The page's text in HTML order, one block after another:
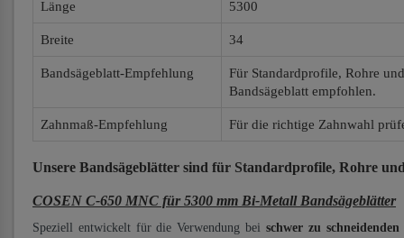
Länge 5300
Breite 34
Bandsägeblatt-Empfehlung
Für Standardprofile, Rohre
Bandsägeblatt empfohlen.
Zahnmaß-Empfehlung Für die richtige Zahnwahl
Unsere Bandsägeblätter sind für Standardprofile, Rohre
COSEN C-650 MNC für 5300 mm Bi-Metall Bandsägeblätter
Speziell entwickelt für die Verwendung bei schwer zu